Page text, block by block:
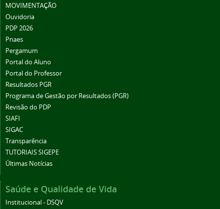
MOVIMENTAÇÃO
Ouvidoria
PDP 2026
Pnaes
Pergamum
Portal do Aluno
Portal do Professor
Resultados PGR
Programa de Gestão por Resultados (PGR)
Revisão do PDP
SIAFI
SIGAC
Transparência
TUTORIAIS SIGEPE
Últimas Notícias
Saúde e Qualidade de Vida
Institucional - DSQV